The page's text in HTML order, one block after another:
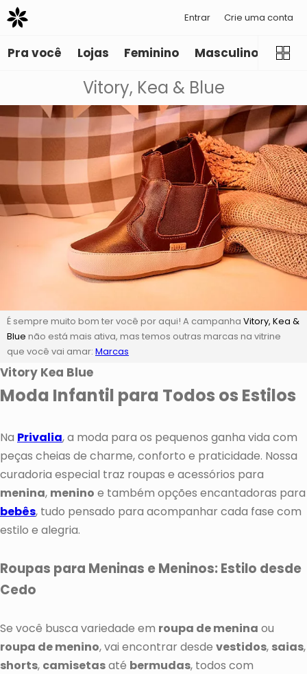
Entrar Crie uma conta
Pra você Lojas Feminino Masculino
Vitory, Kea & Blue
É sempre muito bom ter você por aqui! A campanha Vitory, Kea &
Blue não está mais ativa, mas temos outras marcas na vitrine
que você vai amar: Marcas
Vitory Kea Blue
Moda Infantil para Todos os Estilos
Na Privalia, a moda para os pequenos ganha vida com
peças cheias de charme, conforto e praticidade. Nossa
curadoria especial traz roupas e acessórios para
menina, menino e também opções encantadoras para
bebês, tudo pensado para acompanhar cada fase com
estilo e alegria.
Roupas para Meninas e Meninos: Estilo desde
Cedo
Se você busca variedade em roupa de menina ou
roupa de menino, vai encontrar desde vestidos, saias,
shorts, camisetasaté bermudas, todos com